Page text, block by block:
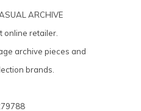
ARCHIVE
online retailer.
archive pieces and
brands.